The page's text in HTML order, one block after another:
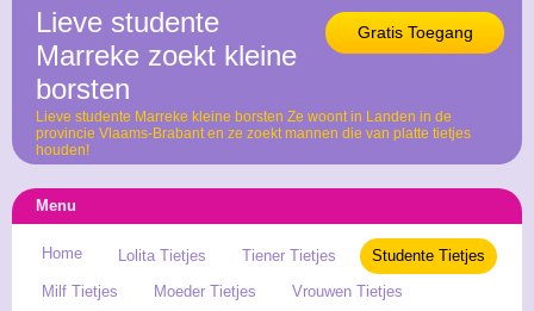
Gratis Toegang
Lieve studente
Marreke zoekt kleine
borsten
Lieve studente Marreke kleine borsten Ze woont in Landen in de
provincie Vlaams-Brabant en ze zoekt mannen die van platte tietjes
houden!
Menu
Home Lolita Tietjes Tiener Tietjes
Studente Tietjes
Milf Tietjes
Moeder Tietjes
Vrouwen Tietjes